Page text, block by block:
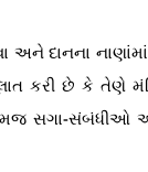
અને દાનના
કરી છે કે તેણે
સગા-સંબંધીઓ